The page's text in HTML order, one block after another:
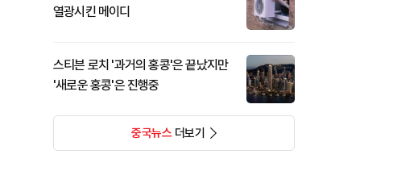
열광시킨 메이디
스티븐 로치 '과거의 홍콩'은 끝났지만
'새로운 홍콩'은 진행중
중국뉴스더보기